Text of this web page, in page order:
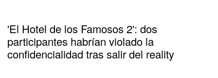
'El Hotel de los Famosos 2': dos
participantes habrían violado la
confidencialidad tras salir del reality